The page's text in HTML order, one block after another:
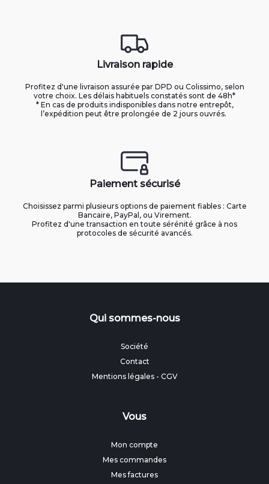
Livraison rapide
Profitez d'une livraison assurée par DPD ou Colissimo, selon
votre choix. Les délais habituels constatés sont de 48h*
* En cas de produits indisponibles dans notre entrepôt,
l’expédition peut être prolongée de 2 jours ouvrés.
Paiement sécurisé
Choisissez parmi plusieurs options de paiement fiables : Carte
Bancaire, PayPal, ou Virement.
Profitez d'une transaction en toute sérénité grâce à nos
protocoles de sécurité avancés.
Qui sommes-nous
Société
Contact
Mentions légales- CGV
Vous
Mon compte
Mes commandes
Mes factures